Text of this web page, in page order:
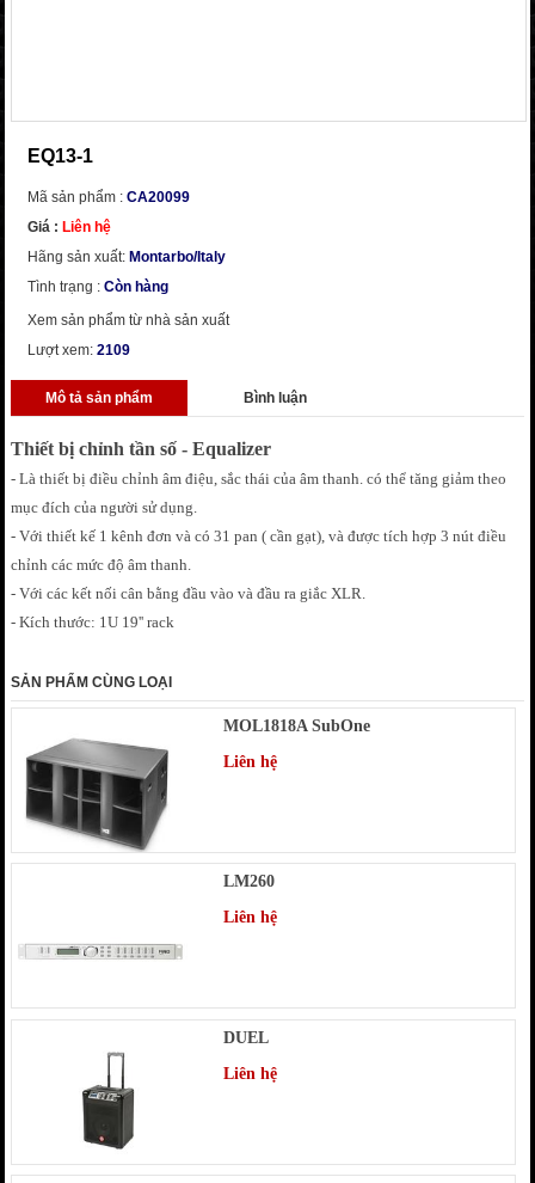
EQ13-1
Mã sản phẩm : CA20099
Giá : Liên hệ
Hãng sản xuất: Montarbo/Italy
Tình trạng : Còn hàng
Xem sản phẩm từ nhà sản xuất
Lượt xem: 2109
Mô tả sản phẩm Bình luận
Thiết bị chỉnh tần số - Equalizer
- Là thiết bị điều chỉnh âm điệu, sắc thái của âm thanh. có thể tăng giảm theo
mục đích của người sử dụng.
- Với thiết kế 1 kênh đơn và có 31 pan ( cần gạt), và được tích hợp 3 nút điều
chỉnh các mức độ âm thanh.
- Với các kết nối cân bằng đầu vào và đầu ra giắc XLR.
- Kích thước: 1U 19'' rack
SẢN PHẨM CÙNG LOẠI
MOL1818A SubOne
Liên hệ
LM260
Liên hệ
DUEL
Liên hệ